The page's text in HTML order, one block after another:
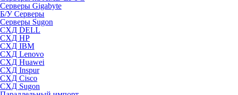
Серверы Gigabyte
Б/У Серверы
Серверы Sugon
СХД DELL
СХД HP
СХД IBM
СХД Lenovo
СХД Huawei
СХД Inspur
СХД Cisco
СХД Sugon